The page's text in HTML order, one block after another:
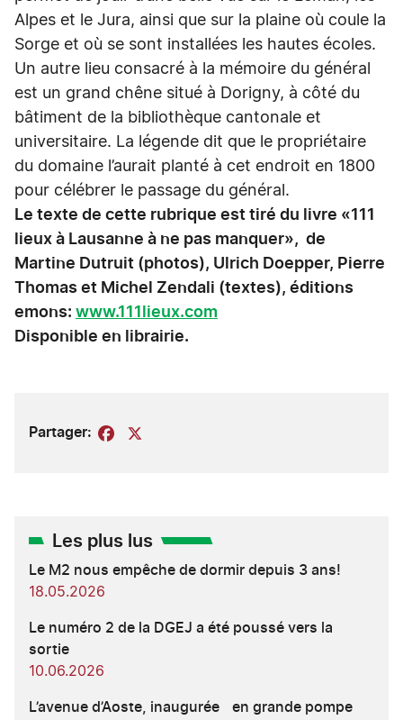
Alpes et le Jura, ainsi que sur la plaine où coule la
Sorge et où se sont installées les hautes écoles.
Un autre lieu consacré à la mémoire du général
est un grand chêne situé à Dorigny, à côté du
bâtiment de la bibliothèque cantonale et
universitaire. La légende dit que le propriétaire
du domaine l’aurait planté à cet endroit en 1800
pour célébrer le passage du général.
Le texte de cette rubrique est tiré du livre «111
lieux à Lausanne à ne pas manquer», de
Martine Dutruit (photos), Ulrich Doepper, Pierre
Thomas et Michel Zendali (textes), éditions
emons: www.111lieux.com
Disponible en librairie.
Partager: Facebook
Les plus lus
Le M2 nous empêche de dormir depuis 3 ans!
18.05.2026
Le numéro 2 de la DGEJ a été poussé vers la
sortie
10.06.2026
L’avenue d’Aoste, inaugurée en grande pompe